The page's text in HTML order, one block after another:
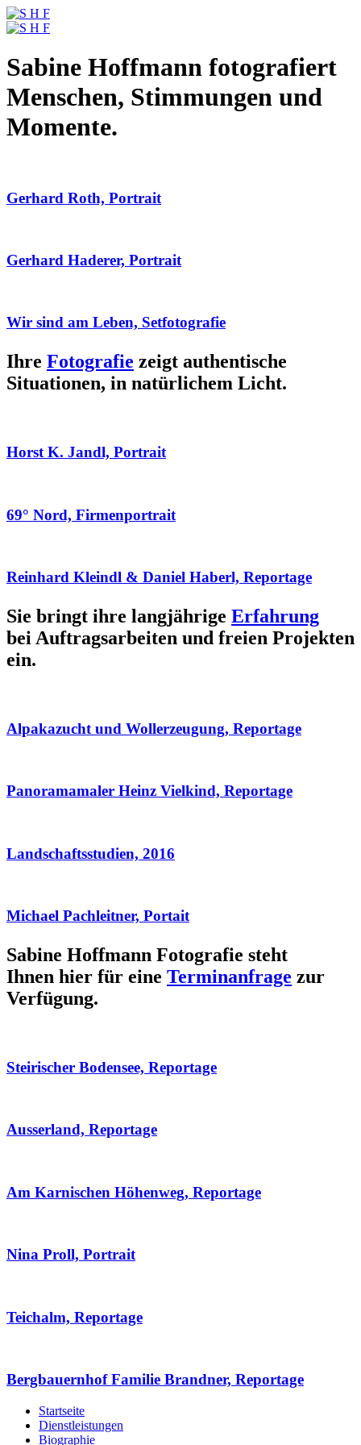
Sabine Hoffmann fotografiert
Menschen, Stimmungen und
Momente.
Gerhard Roth, Portrait
Gerhard Haderer, Portrait
Wir sind am Leben, Setfotografie
Ihre Fotografie zeigt authentische
Situationen, in natürlichem Licht.
Horst K. Jandl, Portrait
69° Nord, Firmenportrait
Reinhard Kleindl & Daniel Haberl, Reportage
Sie bringt ihre langjährige Erfahrung
bei Auftragsarbeiten und freien Projekten
ein.
Alpakazucht und Wollerzeugung, Reportage
Panoramamaler Heinz Vielkind, Reportage
Landschaftsstudien, 2016
Michael Pachleitner, Portait
Sabine Hoffmann Fotografie steht
Ihnen hier für eine Terminanfrage zur
Verfügung.
Steirischer Bodensee, Reportage
Ausserland, Reportage
Am Karnischen Höhenweg, Reportage
Nina Proll, Portrait
Teichalm, Reportage
Bergbauernhof Familie Brandner, Reportage
Startseite
Dienstleistungen
Biographie